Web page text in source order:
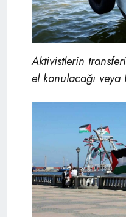
Aktivistlerin
el konulacağı veya